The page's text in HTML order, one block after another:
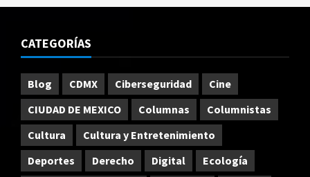
CATEGORÍAS
Blog CDMX Ciberseguridad
Cine
CIUDAD DE MEXICO
Columnas
Columnistas
Cultura
Cultura y Entretenimiento
Deportes
Derecho Digital
Ecología